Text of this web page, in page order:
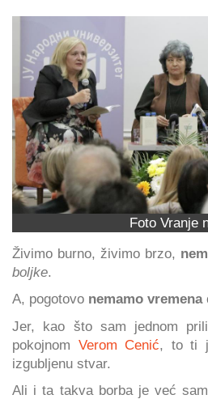
Foto Vranje
Živimo burno, živimo brzo,
boljke.
A, pogotovo nemamo vremena
Jer, kao što sam jednom
pokojnom Verom Cenić, to ti
izgubljenu stvar.
Ali i ta takva borba je već